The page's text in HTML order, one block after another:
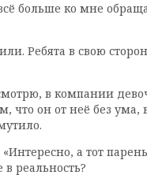
больше ко мне
Ребята в свою
в компании
он от неё без ума,
а тот
реальность?